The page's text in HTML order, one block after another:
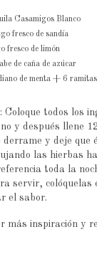
Casamigos Blanco
fresco de sandía
fresco de limón
de caña de azúcar
de menta + 6 ramitas
Coloque todos los
y después llene
derrame y deje que
las hierbas
toda la
servir, colóquelas
el sabor.
más inspiración y